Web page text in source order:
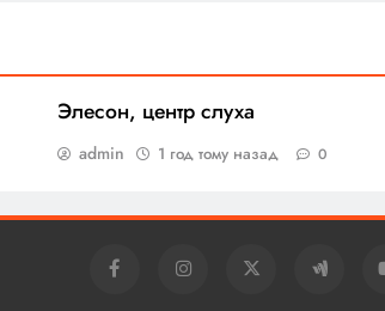
Элесон, центр слуха
admin 1 год тому назад 0